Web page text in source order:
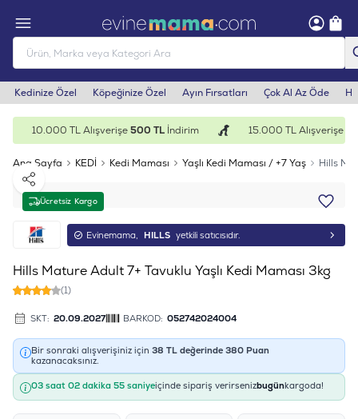
Kedinize Özel Köpeğinize Özel Ayın Fırsatları Çok Al Az Öde
10.000 TL Alışverişe500 TLİndirim 15.000 TL Alışverişe
Ana Sayfa KEDİ Kedi Maması Yaşlı Kedi Maması / +7 Yaş Hills
Ücretsiz Kargo
Paylaş
Evinemama, HILLS yetkili satıcısıdır.
Hills Mature Adult 7+ Tavuklu Yaşlı Kedi Maması 3kg
(1)
SKT: 20.09.2027 BARKOD: 052742024004
Bir sonraki alışverişiniz için 38 TL değerinde 380 Puan
kazanacaksınız.
03 saat 02 dakika 54 saniyeiçinde sipariş verirsenizbugünkargoda!